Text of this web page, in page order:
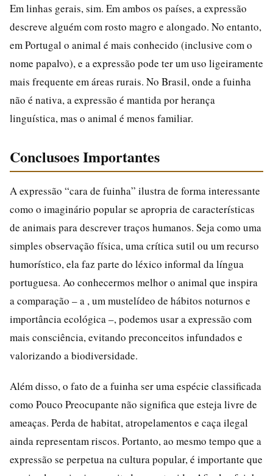
Em linhas gerais, sim. Em ambos os países, a expressão
descreve alguém com rosto magro e alongado. No entanto,
em Portugal o animal é mais conhecido (inclusive com o
nome papalvo), e a expressão pode ter um uso ligeiramente
mais frequente em áreas rurais. No Brasil, onde a fuinha
não é nativa, a expressão é mantida por herança
linguística, mas o animal é menos familiar.
Conclusoes Importantes
A expressão “cara de fuinha” ilustra de forma interessante
como o imaginário popular se apropria de características
de animais para descrever traços humanos. Seja como uma
simples observação física, uma crítica sutil ou um recurso
humorístico, ela faz parte do léxico informal da língua
portuguesa. Ao conhecermos melhor o animal que inspira
a comparação – a , um mustelídeo de hábitos noturnos e
importância ecológica –, podemos usar a expressão com
mais consciência, evitando preconceitos infundados e
valorizando a biodiversidade.
Além disso, o fato de a fuinha ser uma espécie classificada
como Pouco Preocupante não significa que esteja livre de
ameaças. Perda de habitat, atropelamentos e caça ilegal
ainda representam riscos. Portanto, ao mesmo tempo que a
expressão se perpetua na cultura popular, é importante que